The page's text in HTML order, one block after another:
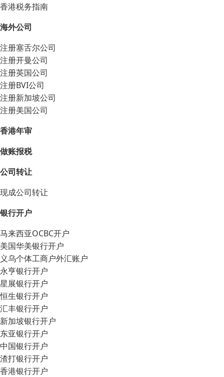
香港税务指南
海外公司
注册塞舌尔公司
注册开曼公司
注册英国公司
注册BVI公司
注册新加坡公司
注册美国公司
香港年审
做账报税
公司转让
现成公司转让
银行开户
马来西亚OCBC开户
美国华美银行开户
义乌个体工商户外汇账户
永亨银行开户
星展银行开户
恒生银行开户
汇丰银行开户
新加坡银行开户
东亚银行开户
中国银行开户
渣打银行开户
香港银行开户